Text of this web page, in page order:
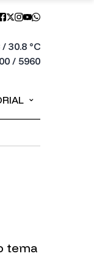
/ 30.8°C
/ 5960
⌄
tema